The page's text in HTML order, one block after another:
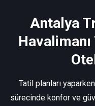
Antalya
Tatil planları
sürecinde konfor ve